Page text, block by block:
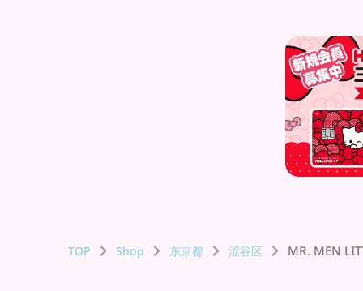
TOP Shop 东京都 涩谷区 MR. MEN